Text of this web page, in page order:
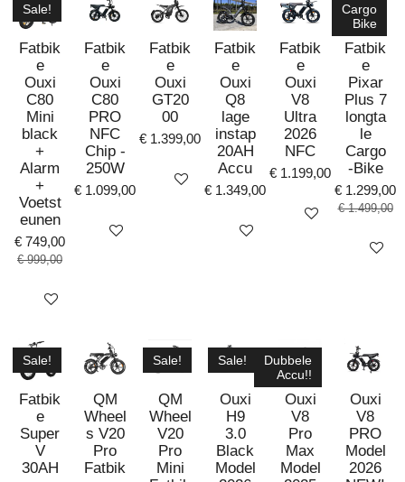
Sale!
Fatbik
e
Ouxi
C80
Mini
black
+
Alarm
+
Voetst
eunen
€ 749,00
€ 999,00
Bekijk details
Fatbik
e
Ouxi
C80
PRO
NFC
Chip -
250W
€ 1.099,00
Bekijk details
Fatbik
e
Ouxi
GT20
00
€ 1.399,00
Bekijk details
Fatbik
e
Ouxi
Q8
lage
instap
20AH
Accu
€ 1.349,00
Bekijk details
Fatbik
e
Ouxi
V8
Ultra
2026
NFC
€ 1.199,00
Bekijk details
Cargo
Bike
Fatbik
e
Pixar
Plus 7
longta
le
Cargo
-Bike
€ 1.299,00
€ 1.499,00
Bekijk
Sale!
Fatbik
e
Super
V
30AH
QM
Wheel
s V20
Pro
Fatbik
Sale!
QM
Wheel
V20
Pro
Mini
Sale!
Ouxi
H9
3.0
Black
Model
Dubbele
Accu!!
Ouxi
V8
Pro
Max
Model
Ouxi
V8
PRO
Model
2026